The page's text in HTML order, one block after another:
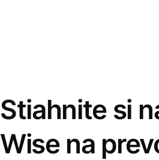
Stiahnite si
Wise na